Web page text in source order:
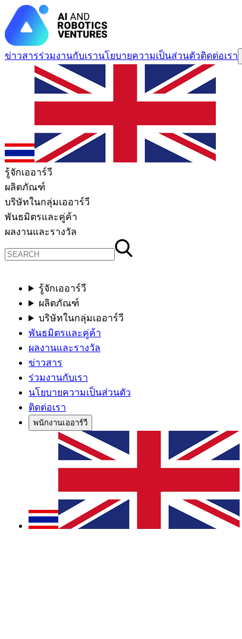
ข่าวสารร่วมงานกับเรานโยบายความเป็นส่วนตัวติดต่อเรา
รู้จักเออาร์วี
ผลิตภัณฑ์
บริษัทในกลุ่มเออาร์วี
พันธมิตรและคู่ค้า
ผลงานและรางวัล
รู้จักเออาร์วี
ผลิตภัณฑ์
บริษัทในกลุ่มเออาร์วี
พันธมิตรและคู่ค้า
ผลงานและรางวัล
ข่าวสาร
ร่วมงานกับเรา
นโยบายความเป็นส่วนตัว
ติดต่อเรา
พนักงานเออาร์วี